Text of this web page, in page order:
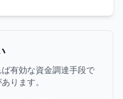
ックリスト5項目まで
有効な資金調達手段で
ります。